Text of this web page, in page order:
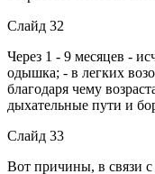
Слайд 32
Через 1 - 9 месяцев -
одышка; - в легких
благодаря чему
дыхательные пути и
Слайд 33
Вот причины, в связи